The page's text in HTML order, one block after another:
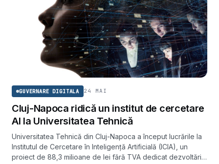
GUVERNARE DIGITALA 24 MAI
Cluj-Napoca ridică un institut de cercetare
AI la Universitatea Tehnică
Universitatea Tehnică din Cluj-Napoca a început lucrările la
Institutul de Cercetare în Inteligență Artificială (ICIA), un
proiect de 88,3 milioane de lei fără TVA dedicat dezvoltării